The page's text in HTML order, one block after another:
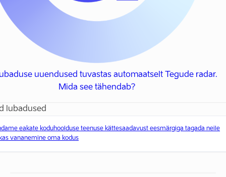
uuendused tuvastas automaatselt Tegude radar.
Mida see tähendab?
lubadused
eakate koduhoolduse teenuse kättesaadavust eesmärgiga tagada neile
vananemine oma kodus